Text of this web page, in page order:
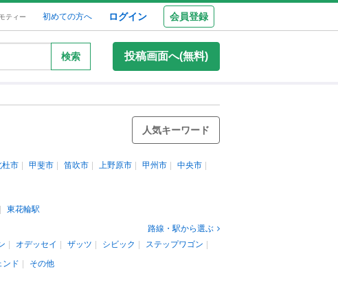
ティー 初めての方へ ログイン 会員登録
検索 投稿画面へ(無料)
人気キーワード
杜市 甲斐市 笛吹市 上野原市 甲州市
中央市
東花輪駅
路線・駅から選ぶ
オデッセイ ザッツ シビック
ステップワゴン
ンド その他